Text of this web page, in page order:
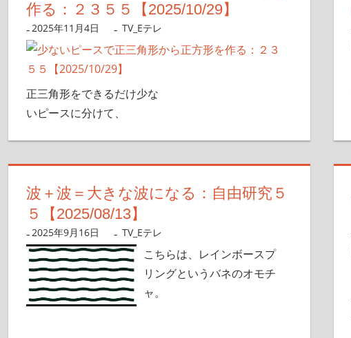
作る：２３５５【2025/10/29】
2025年11月4日 nanigoto
TV_Eテレ
正三角形をできるだけ少な
いピースに分けて、
波＋波＝大きな波になる：自由研究５
５【2025/08/13】
2025年9月16日 nanigoto
TV_Eテレ
こちらは、レインボースプ
リングというバネのオモチ
ャ。